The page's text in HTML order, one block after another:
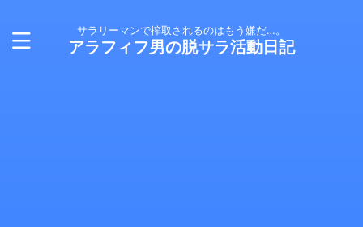
サラリーマンで搾取されるのはもう嫌だ…。
アラフィフ男の脱サラ活動日記